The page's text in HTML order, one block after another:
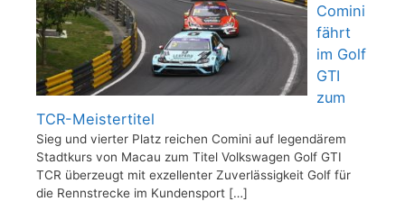
Comini
fährt
im Golf
GTI
zum
TCR-Meistertitel
Sieg und vierter Platz reichen Comini auf legendärem
Stadtkurs von Macau zum Titel Volkswagen Golf GTI
TCR überzeugt mit exzellenter Zuverlässigkeit Golf für
die Rennstrecke im Kundensport […]